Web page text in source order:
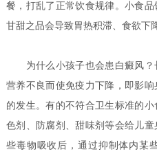
餐，打乱了正常饮食规律。小食
甘甜之品会导致胃热积滞、食欲下
为什么小孩子也会患白癜风？
营养不良而使免疫力下降，即影
的发生。有的不符合卫生标准的
色剂、防腐剂、甜味剂等会给儿
些毒物吸收后，通过抑制体内某